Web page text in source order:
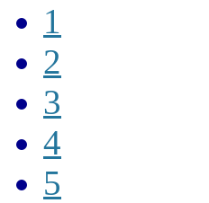
1
2
3
4
5